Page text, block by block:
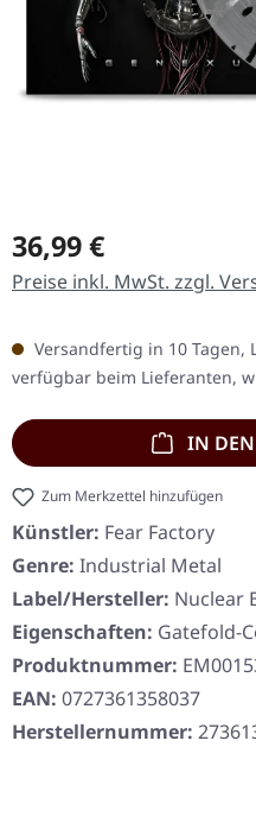
Regulärer Preis:
36,99 €
Preise inkl. MwSt. zzgl.
Versandfertig in 10 Tagen,
verfügbar beim Lieferanten,
IN
Zum Merkzettel hinzufügen
Künstler: Fear Factory
Genre: Industrial Metal
Label/Hersteller: Nuclear
Eigenschaften: Gatefold-
Produktnummer:
EAN: 0727361358037
Herstellernummer: